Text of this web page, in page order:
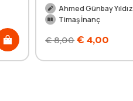
Ahmed Günbay Yıldız
Timaş İnanç
€8,00 € 4,00